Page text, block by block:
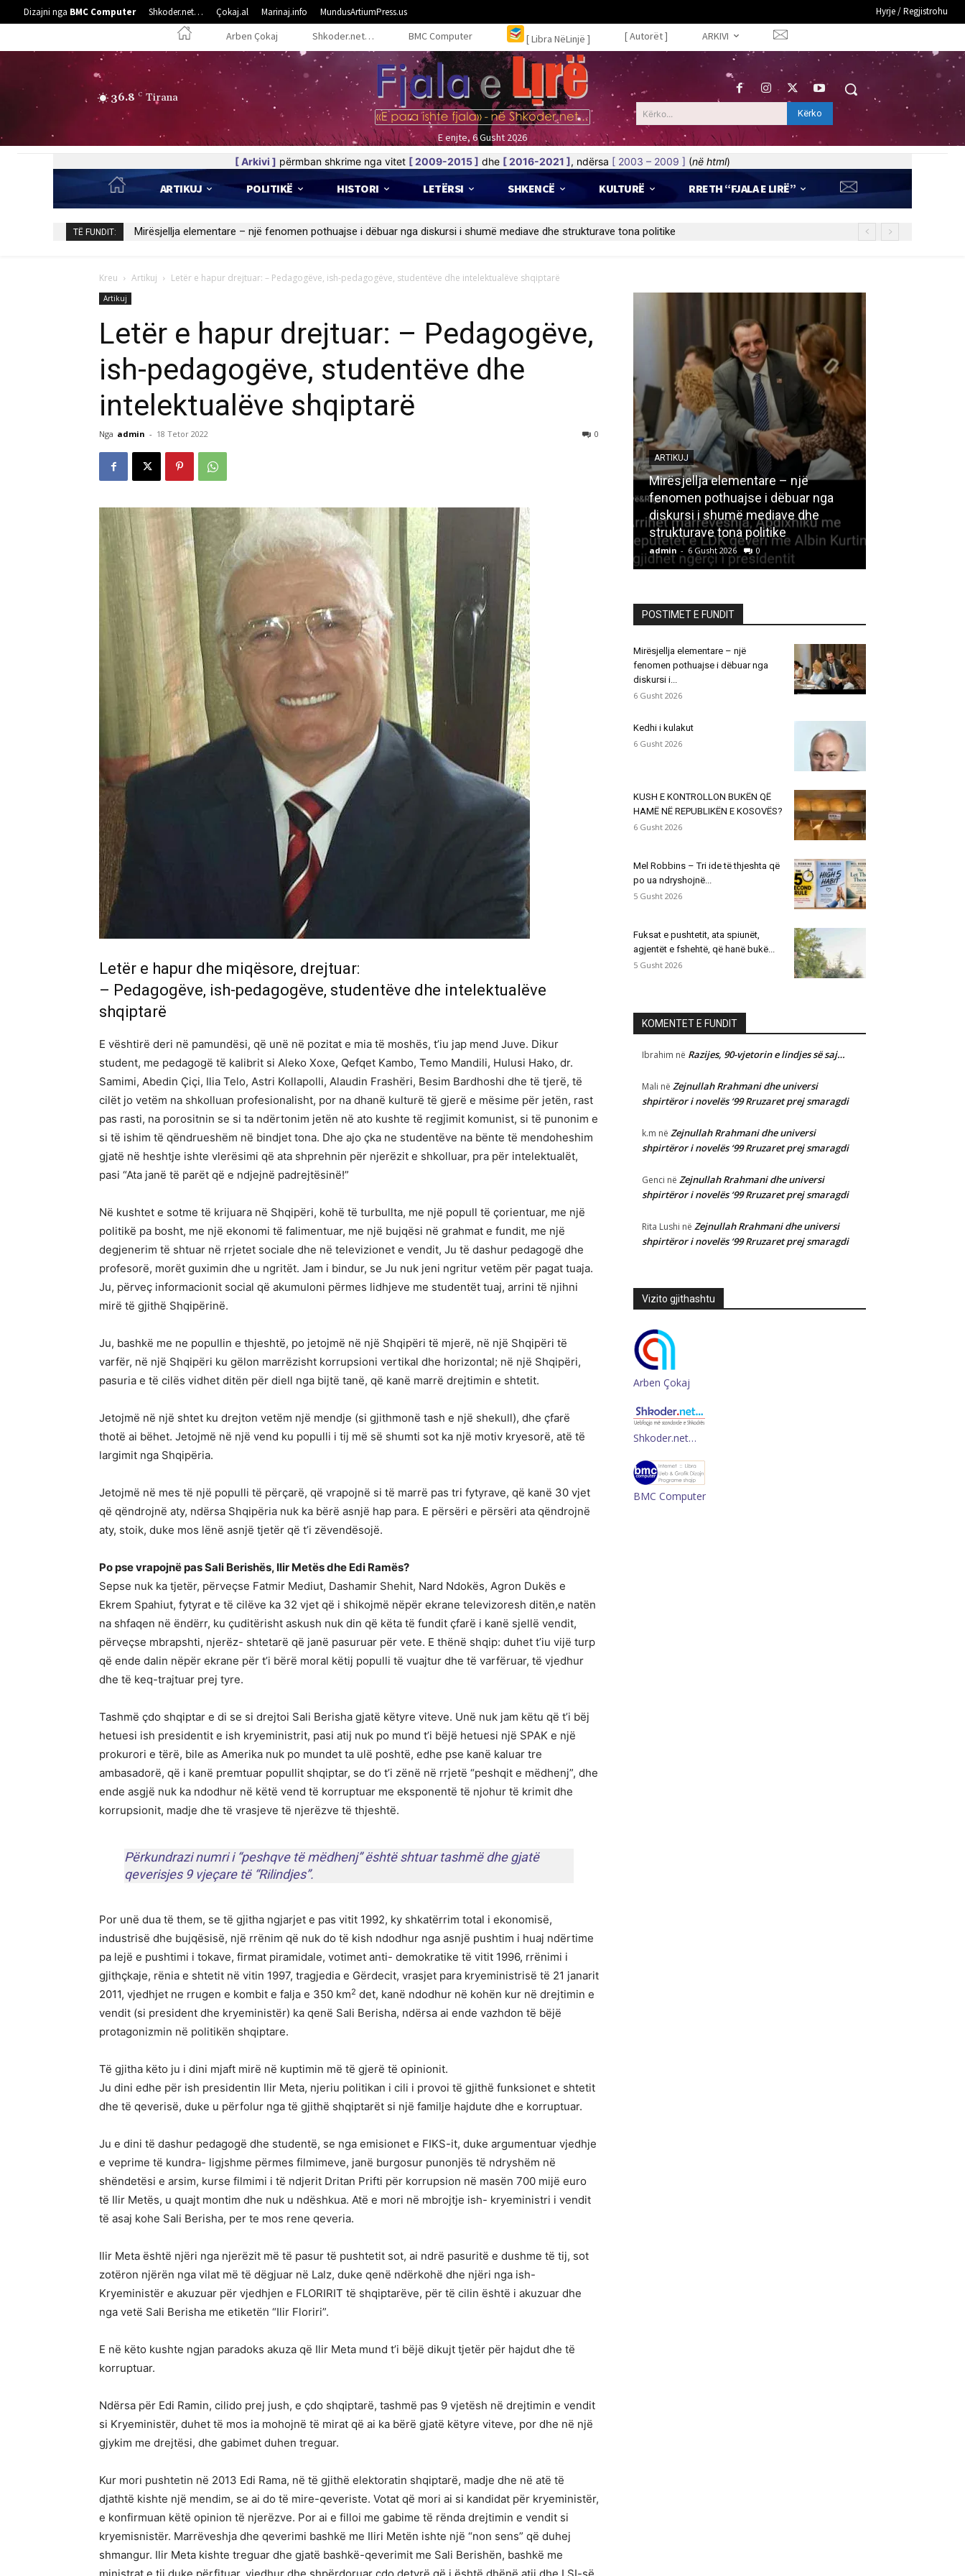
Dizajni nga BMC Computer Shkoder.net… Çokaj.al Marinaj.info MundusArtiumPress.us Hyrje / Regjistrohu
Arben Çokaj Shkoder.net… BMC Computer [ Libra NëLinjë ] [ Autorët ] ARKIVI
36.8 C Tirana
E enjte, 6 Gusht 2026
Kërko... Kërko
[ Arkivi ] përmban shkrime nga vitet [ 2009-2015 ] dhe [ 2016-2021 ], ndërsa [ 2003 – 2009 ] (në html)
ARTIKUJ POLITIKË HISTORI LETËRSI SHKENCË KULTURË RRETH “FJALA E LIRË”
TË FUNDIT: Kedhi i kulakut
Kreu Artikuj Letër e hapur drejtuar: – Pedagogëve, ish-pedagogëve, studentëve dhe intelektualëve shqiptarë
Artikuj
Letër e hapur drejtuar: – Pedagogëve,
ish-pedagogëve, studentëve dhe
intelektualëve shqiptarë
Nga admin - 18 Tetor 2022 0
Letër e hapur dhe miqësore, drejtuar:
– Pedagogëve, ish-pedagogëve, studentëve dhe intelektualëve
shqiptarë
E vështirë deri në pamundësi, që unë në pozitat e mia të moshës, t’iu jap mend Juve. Dikur
student, me pedagogë të kalibrit si Aleko Xoxe, Qefqet Kambo, Temo Mandili, Hulusi Hako, dr.
Samimi, Abedin Çiçi, Ilia Telo, Astri Kollapolli, Alaudin Frashëri, Besim Bardhoshi dhe të tjerë, të
cilët jo vetëm na shkolluan profesionalisht, por na dhanë kulturë të gjerë e mësime për jetën, rast
pas rasti, na porositnin se si ta ndërtonim jetën në ato kushte të regjimit komunist, si të punonim e
si të ishim të qëndrueshëm në bindjet tona. Dhe ajo çka ne studentëve na bënte të mendoheshim
gjatë në heshtje ishte vlerësimi që ata shprehnin për njerëzit e shkolluar, pra për intelektualët,
pasi “Ata janë të parët që e ndjejnë padrejtësinë!”
Në kushtet e sotme të krijuara në Shqipëri, kohë të turbullta, me një popull të çorientuar, me një
politikë pa bosht, me një ekonomi të falimentuar, me një bujqësi në grahmat e fundit, me një
degjenerim të shtuar në rrjetet sociale dhe në televizionet e vendit, Ju të dashur pedagogë dhe
profesorë, morët guximin dhe u ngritët. Jam i bindur, se Ju nuk jeni ngritur vetëm për pagat tuaja.
Ju, përveç informacionit social që akumuloni përmes lidhjeve me studentët tuaj, arrini të njihni
mirë të gjithë Shqipërinë.
Ju, bashkë me ne popullin e thjeshtë, po jetojmë në një Shqipëri të mjerë, në një Shqipëri të
varfër, në një Shqipëri ku gëlon marrëzisht korrupsioni vertikal dhe horizontal; në një Shqipëri,
pasuria e të cilës vidhet ditën për diell nga bijtë tanë, që kanë marrë drejtimin e shtetit.
Jetojmë në një shtet ku drejton vetëm një mendje (si gjithmonë tash e një shekull), dhe çfarë
thotë ai bëhet. Jetojmë në një vend ku populli i tij më së shumti sot ka një motiv kryesorë, atë të
largimit nga Shqipëria.
Jetojmë në mes të një populli të përçarë, që vrapojnë si të marrë pas tri fytyrave, që kanë 30 vjet
që qëndrojnë aty, ndërsa Shqipëria nuk ka bërë asnjë hap para. E përsëri e përsëri ata qëndrojnë
aty, stoik, duke mos lënë asnjë tjetër që t’i zëvendësojë.
Po pse vrapojnë pas Sali Berishës, Ilir Metës dhe Edi Ramës?
Sepse nuk ka tjetër, përveçse Fatmir Mediut, Dashamir Shehit, Nard Ndokës, Agron Dukës e
Ekrem Spahiut, fytyrat e të cilëve ka 32 vjet që i shikojmë nëpër ekrane televizoresh ditën,e natën
na shfaqen në ëndërr, ku çuditërisht askush nuk din që këta të fundit çfarë i kanë sjellë vendit,
përveçse mbrapshti, njerëz- shtetarë që janë pasuruar për vete. E thënë shqip: duhet t’iu vijë turp
që ende dalin nëpër ekrane për t’i bërë moral këtij populli të vuajtur dhe të varfëruar, të vjedhur
dhe të keq-trajtuar prej tyre.
Tashmë çdo shqiptar e di se si drejtoi Sali Berisha gjatë këtyre viteve. Unë nuk jam këtu që t’i bëj
hetuesi ish presidentit e ish kryeministrit, pasi atij nuk po mund t’i bëjë hetuesi një SPAK e një
prokurori e tërë, bile as Amerika nuk po mundet ta ulë poshtë, edhe pse kanë kaluar tre
ambasadorë, që i kanë premtuar popullit shqiptar, se do t’i zënë në rrjetë “peshqit e mëdhenj”, dhe
ende asgjë nuk ka ndodhur në këtë vend të korruptuar me eksponentë të njohur të krimit dhe
korrupsionit, madje dhe të vrasjeve të njerëzve të thjeshtë.
Përkundrazi numri i “peshqve të mëdhenj” është shtuar tashmë dhe gjatë
qeverisjes 9 vjeçare të “Rilindjes”.
Por unë dua të them, se të gjitha ngjarjet e pas vitit 1992, ky shkatërrim total i ekonomisë,
industrisë dhe bujqësisë, një rrënim që nuk do të kish ndodhur nga asnjë pushtim i huaj ndërtime
pa lejë e pushtimi i tokave, firmat piramidale, votimet anti- demokratike të vitit 1996, rrënimi i
gjithçkaje, rënia e shtetit në vitin 1997, tragjedia e Gërdecit, vrasjet para kryeministrisë të 21 janarit
2011, vjedhjet ne rrugen e kombit e falja e 350 km2 det, kanë ndodhur në kohën kur në drejtimin e
vendit (si president dhe kryeministër) ka qenë Sali Berisha, ndërsa ai ende vazhdon të bëjë
protagonizmin në politikën shqiptare.
Të gjitha këto ju i dini mjaft mirë në kuptimin më të gjerë të opinionit.
Ju dini edhe për ish presidentin Ilir Meta, njeriu politikan i cili i provoi të gjithë funksionet e shtetit
dhe të qeverisë, duke u përfolur nga të gjithë shqiptarët si një familje hajdute dhe e korruptuar.
Ju e dini të dashur pedagogë dhe studentë, se nga emisionet e FIKS-it, duke argumentuar vjedhje
e veprime të kundra- ligjshme përmes filmimeve, janë burgosur punonjës të ndryshëm në
shëndetësi e arsim, kurse filmimi i të ndjerit Dritan Prifti për korrupsion në masën 700 mijë euro
të Ilir Metës, u quajt montim dhe nuk u ndëshkua. Atë e mori në mbrojtje ish- kryeministri i vendit
të asaj kohe Sali Berisha, per te mos rene qeveria.
Ilir Meta është njëri nga njerëzit më të pasur të pushtetit sot, ai ndrë pasuritë e dushme të tij, sot
zotëron njërën nga vilat më të dëgjuar në Lalz, duke qenë ndërkohë dhe njëri nga ish-
Kryeministër e akuzuar për vjedhjen e FLORIRIT të shqiptarëve, për të cilin është i akuzuar dhe
nga vetë Sali Berisha me etiketën “Ilir Floriri”.
E në këto kushte ngjan paradoks akuza që Ilir Meta mund t’i bëjë dikujt tjetër për hajdut dhe të
korruptuar.
Ndërsa për Edi Ramin, cilido prej jush, e çdo shqiptarë, tashmë pas 9 vjetësh në drejtimin e vendit
si Kryeministër, duhet të mos ia mohojnë të mirat që ai ka bërë gjatë këtyre viteve, por dhe në një
gjykim me drejtësi, dhe gabimet duhen treguar.
Kur mori pushtetin në 2013 Edi Rama, në të gjithë elektoratin shqiptarë, madje dhe në atë të
djathtë kishte një mendim, se ai do të mire-qeveriste. Votat që mori ai si kandidat për kryeministër,
e konfirmuan këtë opinion të njerëzve. Por ai e filloi me gabime të rënda drejtimin e vendit si
kryemisnistër. Marrëveshja dhe qeverimi bashkë me Iliri Metën ishte një “non sens” që duhej
shmangur. Ilir Meta kishte treguar dhe gjatë bashkë-qeverimit me Sali Berishën, bashkë me
ARTIKUJ
Mirësjellja elementare – një
fenomen pothuajse i dëbuar nga
diskursi i shumë mediave dhe
strukturave tona politike
admin - 6 Gusht 2026 0
POSTIMET E FUNDIT
Mirësjellja elementare – një
fenomen pothuajse i dëbuar nga
diskursi i...
6 Gusht 2026
Kedhi i kulakut
6 Gusht 2026
KUSH E KONTROLLON BUKËN QË
HAMË NË REPUBLIKËN E KOSOVËS?
6 Gusht 2026
Mel Robbins – Tri ide të thjeshta që
po ua ndryshojnë...
5 Gusht 2026
Fuksat e pushtetit, ata spiunët,
agjentët e fshehtë, që hanë bukë...
5 Gusht 2026
KOMENTET E FUNDIT
Ibrahim në Razijes, 90-vjetorin e lindjes së saj…
Mali në Zejnullah Rrahmani dhe universi
shpirtëror i novelës ‘99 Rruzaret prej smaragdi
k.m në Zejnullah Rrahmani dhe universi
shpirtëror i novelës ‘99 Rruzaret prej smaragdi
Genci në Zejnullah Rrahmani dhe universi
shpirtëror i novelës ‘99 Rruzaret prej smaragdi
Rita Lushi në Zejnullah Rrahmani dhe universi
shpirtëror i novelës ‘99 Rruzaret prej smaragdi
Vizito gjithashtu
Arben Çokaj
Shkoder.net…
BMC Computer